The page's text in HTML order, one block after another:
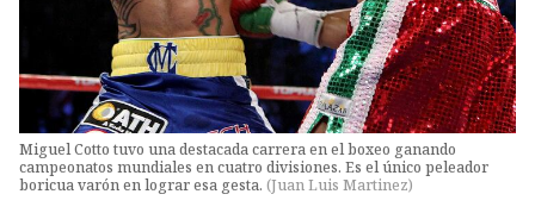
Miguel Cotto tuvo una destacada carrera en el boxeo ganando
campeonatos mundiales en cuatro divisiones. Es el único peleador
boricua varón en lograr esa gesta. (Juan Luis Martinez)